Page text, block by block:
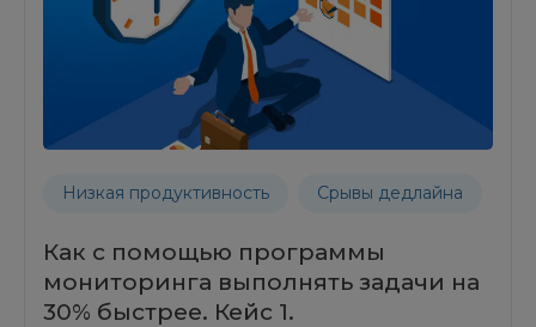
Низкая продуктивность Срывы дедлайна
Как с помощью программы
мониторинга выполнять задачи на
30% быстрее. Кейс 1.